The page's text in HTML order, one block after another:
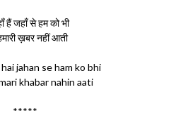
हैं जहाँ से हम को भी
ख़बर नहीं आती
jahan se ham ko bhi
khabar nahin aati
*****